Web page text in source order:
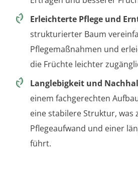
Erleichterte Pflege und
strukturierter Baum
Pflegemaßnahmen und
die Früchte leichter
Langlebigkeit und
einem fachgerechten
eine stabilere Struktur, was
Pflegeaufwand und einer
führt.